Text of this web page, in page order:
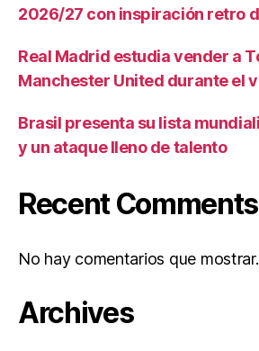
2026/27 con inspiración retro
Real Madrid estudia vender a
Manchester United durante el
Brasil presenta su lista
y un ataque lleno de talento
Recent Comments
No hay comentarios que mostrar.
Archives